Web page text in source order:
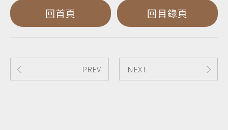
回首頁 回目錄頁
PREV NEXT